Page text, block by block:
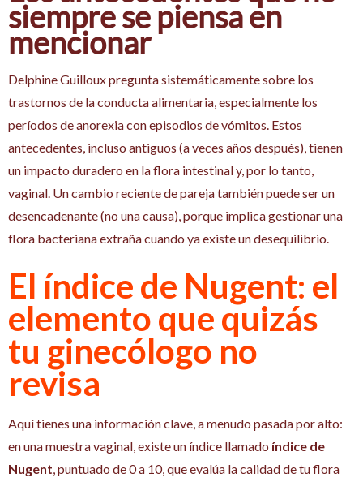
siempre se piensa en
mencionar
Delphine Guilloux pregunta sistemáticamente sobre los
trastornos de la conducta alimentaria, especialmente los
períodos de anorexia con episodios de vómitos. Estos
antecedentes, incluso antiguos (a veces años después), tienen
un impacto duradero en la flora intestinal y, por lo tanto,
vaginal. Un cambio reciente de pareja también puede ser un
desencadenante (no una causa), porque implica gestionar una
flora bacteriana extraña cuando ya existe un desequilibrio.
El índice de Nugent: el
elemento que quizás
tu ginecólogo no
revisa
Aquí tienes una información clave, a menudo pasada por alto:
en una muestra vaginal, existe un índice llamado índice de
Nugent , puntuado de 0 a 10, que evalúa la calidad de tu flora